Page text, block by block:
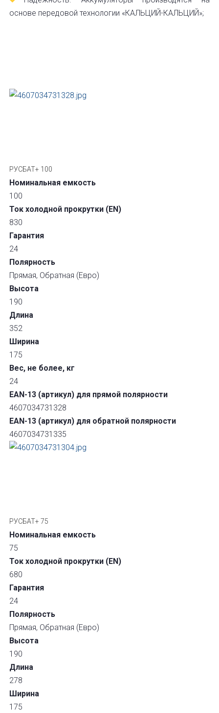
основе передовой технологии «КАЛЬЦИЙ-КАЛЬЦИЙ»;
РУСБАТ+ 100
Номинальная емкость
100
Ток холодной прокрутки (EN)
830
Гарантия
24
Полярность
Прямая, Обратная (Евро)
Высота
190
Длина
352
Ширина
175
Вес, не более, кг
24
EAN-13 (артикул) для прямой полярности
4607034731328
EAN-13 (артикул) для обратной полярности
4607034731335
РУСБАТ+ 75
Номинальная емкость
75
Ток холодной прокрутки (EN)
680
Гарантия
24
Полярность
Прямая, Обратная (Евро)
Высота
190
Длина
278
Ширина
175